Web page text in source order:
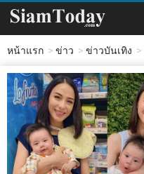
หน้าแรก ข่าว ข่าวบันเทิง